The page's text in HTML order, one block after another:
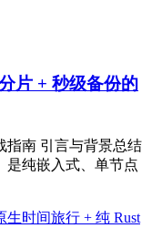
片 + 秒级备份的
指南 引言与背景总结
是纯嵌入式、单节点